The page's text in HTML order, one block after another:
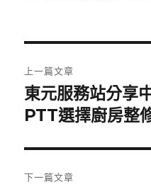
章
導
覽
上一篇文章
上
一
文
章:
東元服務站分享
PTT選擇廚房整
下一篇文章